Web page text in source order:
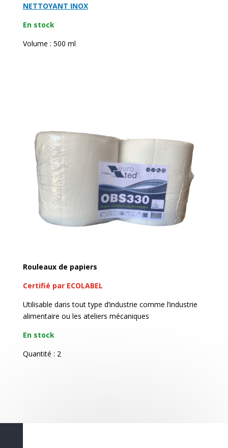
NETTOYANT INOX
En stock
Volume : 500 ml
Rouleaux de papiers
Certifié par ECOLABEL
Utilisable dans tout type d’industrie comme l’industrie
alimentaire ou les ateliers mécaniques
En stock
Quantité : 2